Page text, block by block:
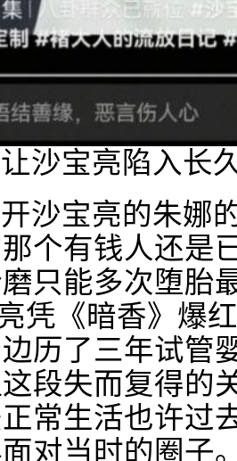
沙宝亮陷入长
沙宝亮的朱娜
个有钱人还是
只能多次堕胎
凭《暗香》爆
历了三年试管
段失而复得的
常生活也许过
对当时的圈子